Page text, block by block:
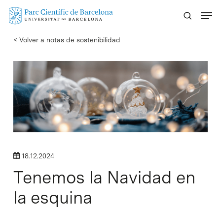
Skip
content
< Volver a notas de sostenibilidad
18.12.2024
Tenemos la Navidad en
la esquina